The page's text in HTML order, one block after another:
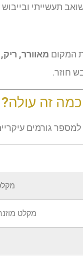
תעשייתי
המקום מאוורר,
חוזר.
זה עולה?
גורמים
מקלט קטן של
מקלט